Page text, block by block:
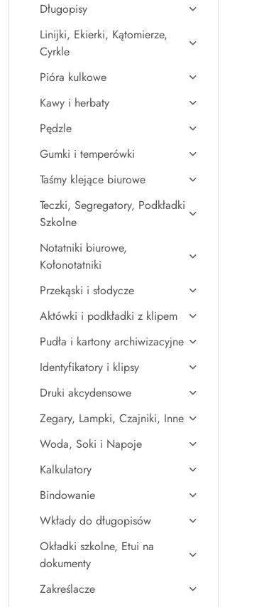
Długopisy
Linijki, Ekierki, Kątomierze,
Cyrkle
Pióra kulkowe
Kawy i herbaty
Pędzle
Gumki i temperówki
Taśmy klejące biurowe
Teczki, Segregatory, Podkładki
Szkolne
Notatniki biurowe,
Kołonotatniki
Przekąski i słodycze
Aktówki i podkładki z klipem
Pudła i kartony archiwizacyjne
Identyfikatory i klipsy
Druki akcydensowe
Zegary, Lampki, Czajniki, Inne
Woda, Soki i Napoje
Kalkulatory
Bindowanie
Wkłady do długopisów
Okładki szkolne, Etui na
dokumenty
Zakreślacze